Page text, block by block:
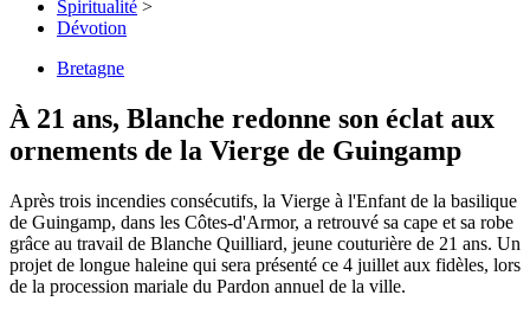
Spiritualité >
Dévotion
Bretagne
À 21 ans, Blanche redonne son éclat aux
ornements de la Vierge de Guingamp
Après trois incendies consécutifs, la Vierge à l'Enfant de la basilique
de Guingamp, dans les Côtes-d'Armor, a retrouvé sa cape et sa robe
grâce au travail de Blanche Quilliard, jeune couturière de 21 ans. Un
projet de longue haleine qui sera présenté ce 4 juillet aux fidèles, lors
de la procession mariale du Pardon annuel de la ville.